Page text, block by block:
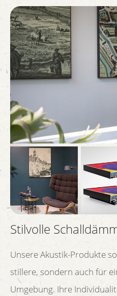
Stilvolle
Unsere Akustik-Produkte
stillere, sondern auch für
Umgebung. Ihre